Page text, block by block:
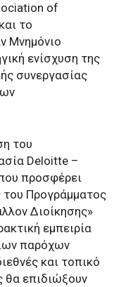
of
το
Μνημόνιο
ενίσχυση της
συνεργασίας
του
Deloitte –
προσφέρει
του Προγράμματος
Διοίκησης»
εμπειρία
παρόχων
και τοπικό
θα επιδιώξουν